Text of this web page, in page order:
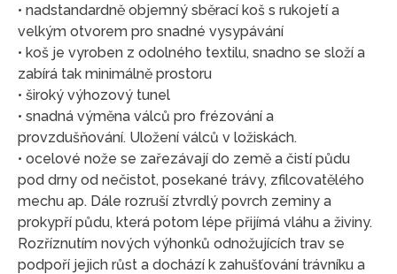
• nadstandardně objemný sběrací koš s rukojetí a
velkým otvorem pro snadné vysypávání
• koš je vyroben z odolného textilu, snadno se složí a
zabírá tak minimálně prostoru
• široký výhozový tunel
• snadná výměna válců pro frézování a
provzdušňování. Uložení válců v ložiskách.
• ocelové nože se zařezávají do země a čistí půdu
pod drny od nečistot, posekané trávy, zfilcovatělého
mechu ap. Dále rozruší ztvrdlý povrch zeminy a
prokypří půdu, která potom lépe přijímá vláhu a živiny.
Rozříznutím nových výhonků odnožujících trav se
podpoří jejich růst a dochází k zahušťování trávníku a